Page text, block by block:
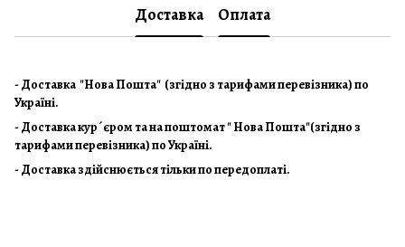
Доставка Оплата
- Доставка "Нова Пошта" (згідно з тарифами перевізника) по
Україні.
- Доставка кур´єром та на поштомат " Нова Пошта"(згідно з
тарифами перевізника) по Україні.
- Доставка здійснюється тільки по передоплаті.